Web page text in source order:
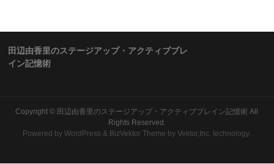
田辺由香里のステージアップ・アクティブブレ
イン記憶術
Copyright © 田辺由香里のステージアップ・アクティブブレイン記憶術 All
Rights Reserved.
Powered byWordPress & BizVektor Theme by Vektor,Inc. technology.